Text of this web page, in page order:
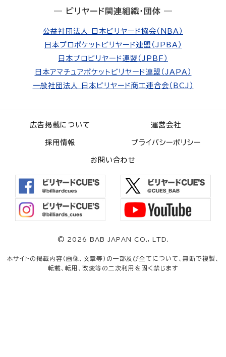
― ビリヤード関連組織・団体 ―
公益社団法人 日本ビリヤード協会（NBA）
日本プロポケットビリヤード連盟（JPBA）
日本プロビリヤード連盟（JPBF）
日本アマチュアポケットビリヤード連盟（JAPA）
一般社団法人 日本ビリヤード商工連合会（BCJ）
広告掲載について 運営会社
採用情報 プライバシーポリシー
お問い合わせ
© 2026 BAB JAPAN CO., LTD.
本サイトの掲載内容（画像、文章等）の一部及び全てについて、無断で複製、
転載、転用、改変等の二次利用を固く禁じます